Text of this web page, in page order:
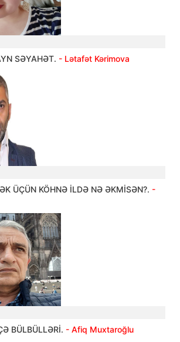
SƏYAHƏT. - Lətafət Kərimova
ÜÇÜN KÖHNƏ İLDƏ NƏ ƏKMİSƏN?. -
BÜLBÜLLƏRİ. - Afiq Muxtaroğlu